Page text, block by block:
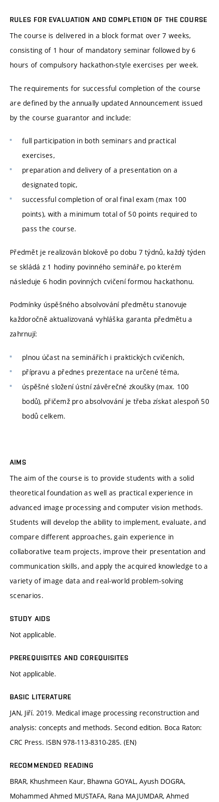
RULES FOR EVALUATION AND COMPLETION OF THE COURSE
The course is delivered in a block format over 7 weeks,
consisting of 1 hour of mandatory seminar followed by 6
hours of compulsory hackathon-style exercises per week.
The requirements for successful completion of the course
are defined by the annually updated Announcement issued
by the course guarantor and include:
full participation in both seminars and practical
exercises,
preparation and delivery of a presentation on a
designated topic,
successful completion of oral final exam (max 100
points), with a minimum total of 50 points required to
pass the course.
Předmět je realizován blokově po dobu 7 týdnů, každý týden
se skládá z 1 hodiny povinného semináře, po kterém
následuje 6 hodin povinných cvičení formou hackathonu.
Podmínky úspěšného absolvování předmětu stanovuje
každoročně aktualizovaná vyhláška garanta předmětu a
zahrnují:
plnou účast na seminářích i praktických cvičeních,
přípravu a přednes prezentace na určené téma,
úspěšné složení ústní závěrečné zkoušky (max. 100
bodů), přičemž pro absolvování je třeba získat alespoň 50
bodů celkem.
AIMS
The aim of the course is to provide students with a solid
theoretical foundation as well as practical experience in
advanced image processing and computer vision methods.
Students will develop the ability to implement, evaluate, and
compare different approaches, gain experience in
collaborative team projects, improve their presentation and
communication skills, and apply the acquired knowledge to a
variety of image data and real-world problem-solving
scenarios.
STUDY AIDS
Not applicable.
PREREQUISITES AND COREQUISITES
Not applicable.
BASIC LITERATURE
JAN, Jiří. 2019. Medical image processing reconstruction and
analysis: concepts and methods. Second edition. Boca Raton:
CRC Press. ISBN 978-113-8310-285. (EN)
RECOMMENDED READING
BRAR, Khushmeen Kaur, Bhawna GOYAL, Ayush DOGRA,
Mohammed Ahmed MUSTAFA, Rana MAJUMDAR, Ahmed